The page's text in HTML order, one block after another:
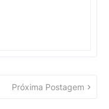
Próxima Postagem